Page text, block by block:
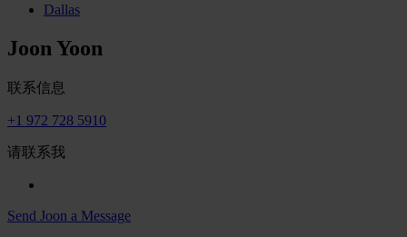
Dallas
Joon Yoon
联系信息
+1 972 728 5910
请联系我
Send Joon a Message